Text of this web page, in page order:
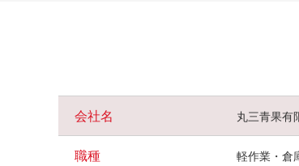
分からないことがあれば丁寧にお教えします。
会社名 丸三青果有
職種 軽作業・倉